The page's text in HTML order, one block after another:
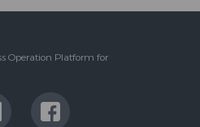
Operation Platform for
LinkExternal